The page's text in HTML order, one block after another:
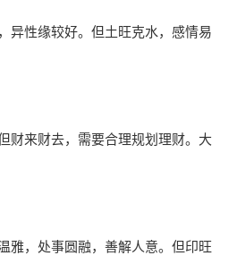
异性缘较好。但土旺克水，感情易
财来财去，需要合理规划理财。大
雅，处事圆融，善解人意。但印旺